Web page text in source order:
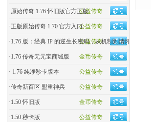
公益传奇
·原始传奇 1.76 怀旧版官方正版
公益传奇
·正版原始传奇 1.70 官方入口
公益传奇
·1.76 版：经典 IP 的逆生长密码，从机制到情怀的全民�
金币传奇
·1.76 传奇无元宝商城版
公益传奇
· 1.76 纯净秒卡版本
公益传奇
·传奇新百区 盟重神兵
金币传奇
·1.50 怀旧版
公益传奇
·1.50 秒卡版